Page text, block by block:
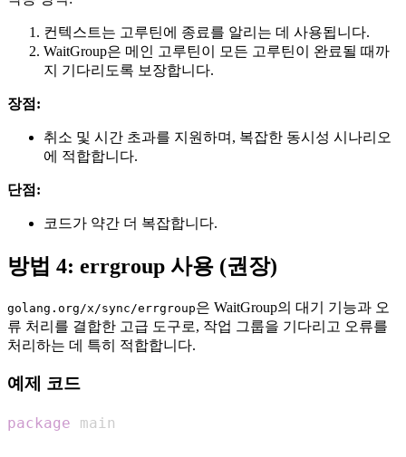
컨텍스트는 고루틴에 종료를 알리는 데 사용됩니다.
WaitGroup은 메인 고루틴이 모든 고루틴이 완료될 때까
지 기다리도록 보장합니다.
장점:
취소 및 시간 초과를 지원하며, 복잡한 동시성 시나리오
에 적합합니다.
단점:
코드가 약간 더 복잡합니다.
방법 4: errgroup 사용 (권장)
golang.org/x/sync/errgroup은 WaitGroup의 대기 기능과 오
류 처리를 결합한 고급 도구로, 작업 그룹을 기다리고 오류를
처리하는 데 특히 적합합니다.
예제 코드
package